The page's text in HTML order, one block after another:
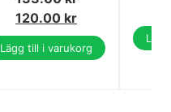
120.00 kr
Lägg till i varukorg